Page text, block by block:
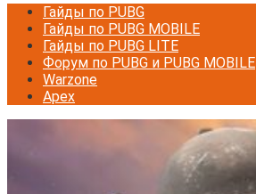
Гайды по PUBG
Гайды по PUBG MOBILE
Гайды по PUBG LITE
Форум по PUBG и PUBG MOBILE
Warzone
Apex